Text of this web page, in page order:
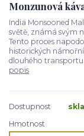
Monzunová
India Monsooned
světě, známá svým
Tento proces
historických
dlouhého transportu
popis
Dostupnost
Hmotnost